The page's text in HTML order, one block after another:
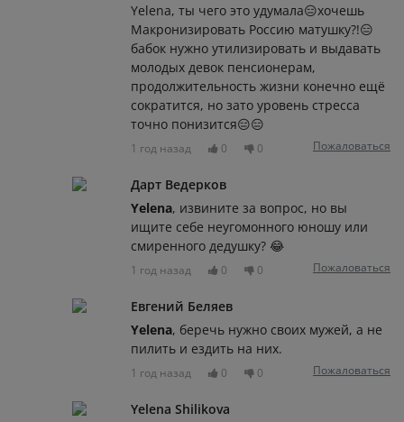
Yelena, ты чего это удумала😑хочешь
Макронизировать Россию матушку?!😑
бабок нужно утилизировать и выдавать
молодых девок пенсионерам,
продолжительность жизни конечно ещё
сократится, но зато уровень стресса
точно понизится😑😑
1 год назад 0 0 Пожаловаться
Дарт Ведерков
Yelena, извините за вопрос, но вы
ищите себе неугомонного юношу или
смиренного дедушку? 😂
1 год назад 0 0 Пожаловаться
Евгений Беляев
Yelena, беречь нужно своих мужей, а не
пилить и ездить на них.
1 год назад 0 0 Пожаловаться
Yelena Shilikova